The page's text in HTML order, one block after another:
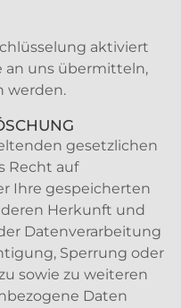
aktiviert
an uns übermitteln,
werden.
gesetzlichen
Recht auf
Ihre gespeicherten
Herkunft und
Datenverarbeitung
Sperrung oder
sowie zu weiteren
Daten